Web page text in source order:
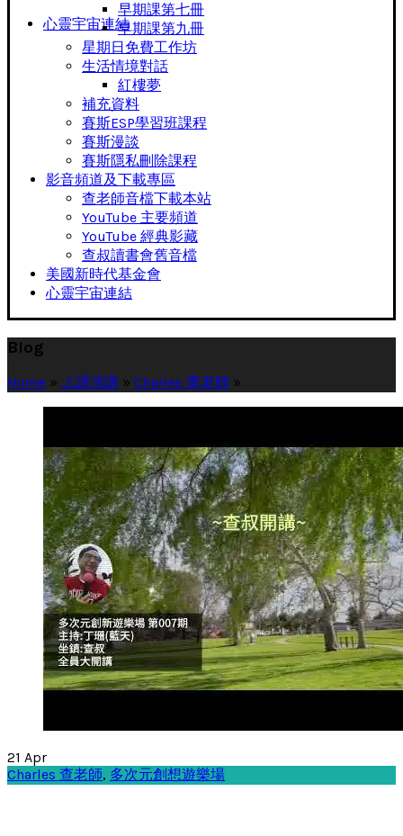
心靈宇宙連結
早期課第七冊
早期課第九冊
星期日免費工作坊
生活情境對話
紅樓夢
補充資料
賽斯ESP學習班課程
賽斯漫談
賽斯隱私刪除課程
影音頻道及下載專區
查老師音檔下載本站
YouTube 主要頻道
YouTube 經典影藏
查叔讀書會舊音檔
美國新時代基金會
心靈宇宙連結
Blog
Home » 上課演講 » Charles 查老師 »
21 Apr
Charles 查老師, 多次元創想遊樂場